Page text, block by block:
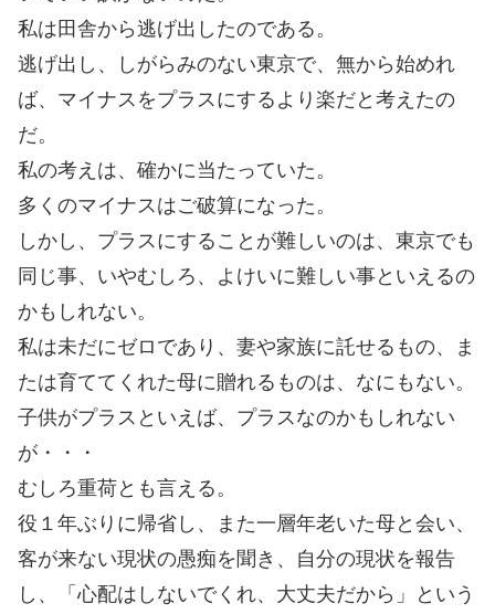
私は田舎から逃げ出したのである。
逃げ出し、しがらみのない東京で、無から始めれ
ば、マイナスをプラスにするより楽だと考えたの
だ。
私の考えは、確かに当たっていた。
多くのマイナスはご破算になった。
しかし、プラスにすることが難しいのは、東京でも
同じ事、いやむしろ、よけいに難しい事といえるの
かもしれない。
私は未だにゼロであり、妻や家族に託せるもの、ま
たは育ててくれた母に贈れるものは、なにもない。
子供がプラスといえば、プラスなのかもしれない
が・・・
むしろ重荷とも言える。
役１年ぶりに帰省し、また一層年老いた母と会い、
客が来ない現状の愚痴を聞き、自分の現状を報告
し、「心配はしないでくれ、大丈夫だから」という